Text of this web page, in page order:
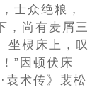
士众绝粮，
，尚有麦屑三
坐棂床上，叹
”因顿伏床
术传》裴松